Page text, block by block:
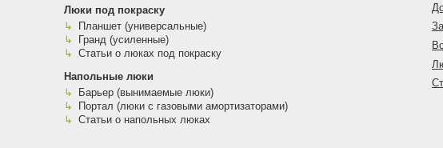
Люки под покраску
Планшет (универсальные)
Гранд (усиленные)
Статьи о люках под покраску
Напольные люки
Барьер (вынимаемые люки)
Портал (люки с газовыми амортизаторами)
Статьи о напольных люках